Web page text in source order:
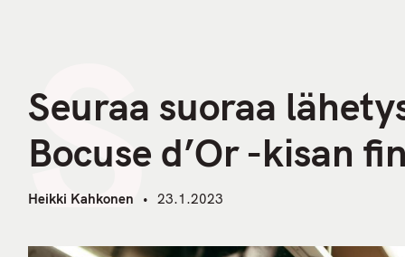
S
Seuraa suoraa
Bocuse d’Or -kisan
Heikki Kahkonen 23.1.2023